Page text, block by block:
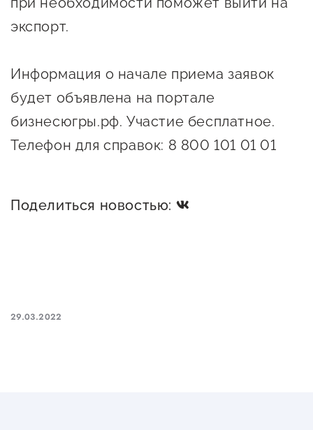
Сообщить о нарушении
АвтоУСН
О фонде
Органы управления и надзора
экспорт.
Информация о начале приема заявок
будет объявлена на портале
бизнесюгры.рф. Участие бесплатное.
Телефон для справок: 8 800 101 01 01
Поделиться новостью:
29.03.2022